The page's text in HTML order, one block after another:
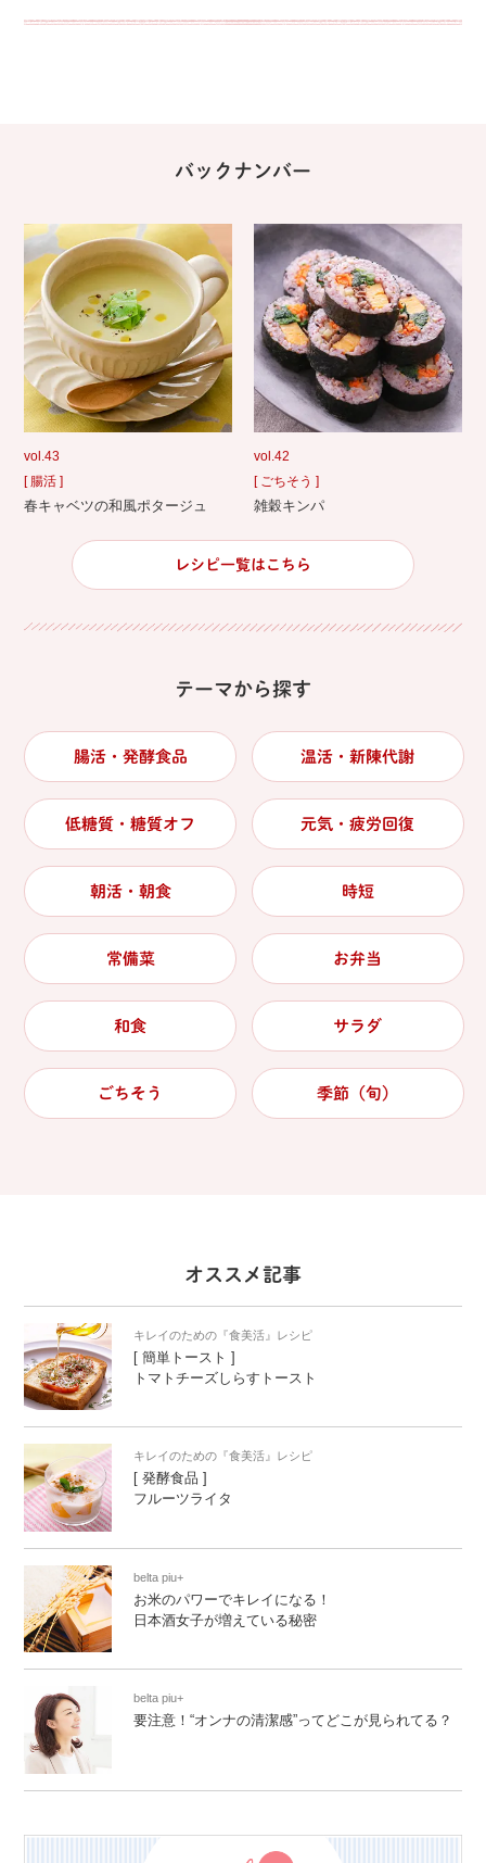
バックナンバー
vol.43
[ 腸活 ]
春キャベツの和風ポタージュ
vol.42
[ ごちそう ]
雑穀キンパ
レシピ一覧はこちら
テーマから探す
腸活・発酵食品 温活・新陳代謝
低糖質・糖質オフ 元気・疲労回復
朝活・朝食 時短
常備菜 お弁当
和食 サラダ
ごちそう 季節（旬）
オススメ記事
キレイのための『食美活』レシピ
[ 簡単トースト ]
トマトチーズしらすトースト
キレイのための『食美活』レシピ
[ 発酵食品 ]
フルーツライタ
belta piu+
お米のパワーでキレイになる！
日本酒女子が増えている秘密
belta piu+
要注意！“オンナの清潔感”ってどこが見られてる？